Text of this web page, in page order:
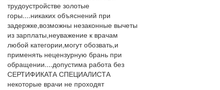
трудоустройстве золотые
горы....никаких объяснений при
задержке,возможны незаконные вычеты
из зарплаты,неуважение к врачам
любой категории,могут обозвать,и
применять нецензурную брань при
обращении....допустима работа без
СЕРТИФИКАТА СПЕЦИАЛИСТА
некоторые врачи не проходят